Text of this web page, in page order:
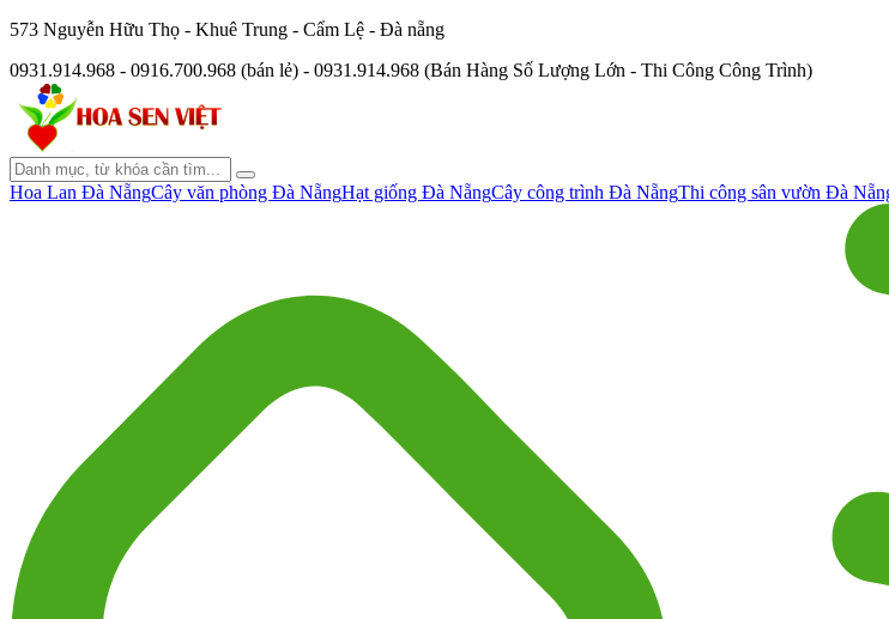
573 Nguyễn Hữu Thọ - Khuê Trung - Cẩm Lệ - Đà nẵng
0931.914.968 - 0916.700.968 (bán lẻ) - 0931.914.968 (Bán Hàng Số Lượng Lớn - Thi Công Công Trình)
Hoa Lan Đà NẵngCây văn phòng Đà NẵngHạt giống Đà NẵngCây công trình Đà NẵngThi công sân vườn Đà